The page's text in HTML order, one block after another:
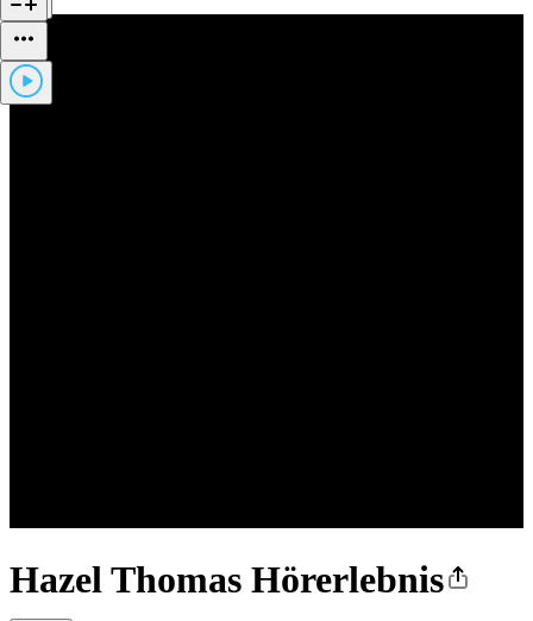
Hazel Thomas Hörerlebnis